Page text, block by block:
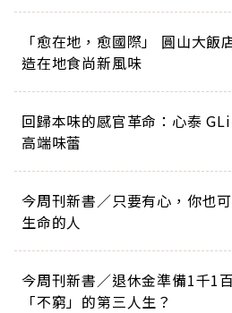
「愈在地，愈國際」 圓山大飯
造在地食尚新風味
回歸本味的感官革命：心泰
高端味蕾
今周刊新書／只要有心，你也
生命的人
今周刊新書／退休金準備1千1
「不窮」的第三人生？